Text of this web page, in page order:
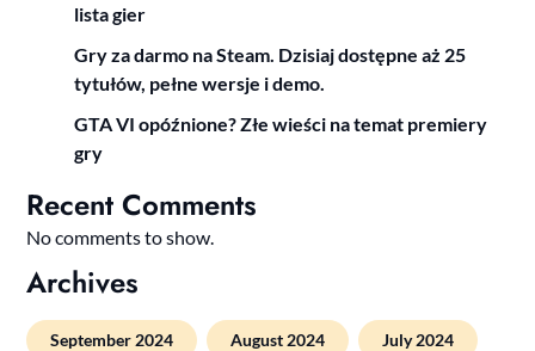
lista gier
Gry za darmo na Steam. Dzisiaj dostępne aż 25
tytułów, pełne wersje i demo.
GTA VI opóźnione? Złe wieści na temat premiery
gry
Recent Comments
No comments to show.
Archives
September 2024 August 2024 July 2024